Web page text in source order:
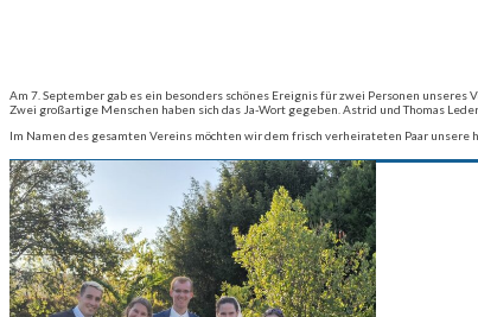
Am 7. September gab es ein besonders schönes Ereignis für zwei Personen unseres
Zwei großartige Menschen haben sich das Ja-Wort gegeben. Astrid und Thomas
Im Namen des gesamten Vereins möchten wir dem frisch verheirateten Paar